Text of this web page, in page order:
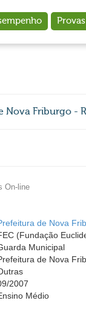
Provas
Nova Friburgo -
On-line
de Nova
(Fundação
Municipal
de Nova
2007
Médio